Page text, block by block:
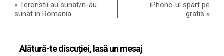
«Teroristii au sunat/n-au
sunat in Romania
iPhone-ul spart pe
gratis »
Alătură-te discuției, lasă un mesaj